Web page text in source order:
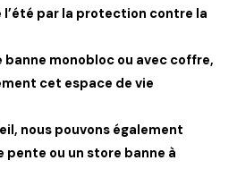
par la protection contre la
banne monobloc ou avec coffre,
cet espace de vie
nous pouvons également
ou un store banne à